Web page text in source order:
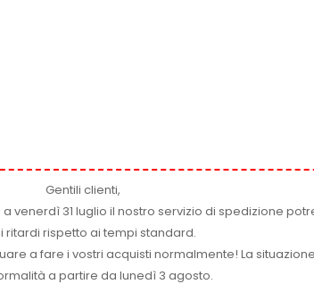
Gentili clienti,
venerdì 31 luglio il nostro servizio di spedizione
ritardi rispetto ai tempi standard.
a fare i vostri acquisti normalmente! La
a partire da lunedì 3 agosto.